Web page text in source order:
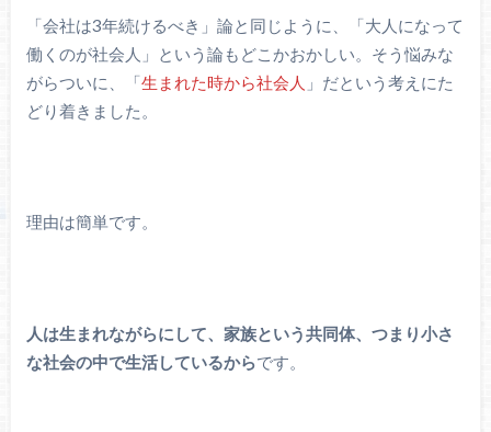
「会社は3年続けるべき」論と同じように、「大人になって
働くのが社会人」という論もどこかおかしい。そう悩みな
がらついに、「生まれた時から社会人 」だという考えにた
どり着きました。
理由は簡単です。
人は生まれながらにして、家族という共同体、つまり小さ
な社会の中で生活しているからです。